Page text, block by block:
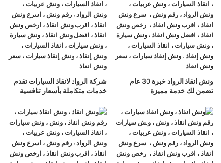
ونش انقاذ سيارات السخنة
ما يميزنا عن غيرنا انفرادنا بتقديم خدماتنا باحترافية عالية ونعمل منذ
عام 2002 على الطرق السريعة بكافة انحاء جمهورية مصر العربية
لبناء جسور من الثقة المتبادلة بين الشركة وعملائها و انقاذ ونقل
السيارات
سحب السياراتمن الحوادث.
رقم ونش انقاذ السخنة
ونش انقاذ سيارات السخنة لدينا ونش انقاذ سيارات مزود بمعدات
حديثة و مجهزة لـسحب السيارات من الاعطال والحوادث نحنأسرع
ونش انقاذ سياراتيرجي الاتصال بنا عليرقم ونش انقاذ سيارات
01063144040
–
01093018585
–
01120018852ليصلك
ونش انقاذ الرواد خبرة 30 عام
تضمن لك خدمة مميزة
شركة الرواد لانقاذ السيارات تقدم
خدمات متكاملة بأسعار تنافسية